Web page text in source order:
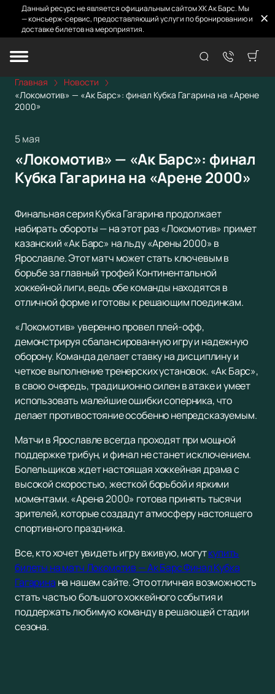
Данный ресурс не является официальным сайтом ХК Ак Барс. Мы
— консьерж-сервис, предоставляющий услуги по бронированию и
доставке билетов на мероприятия.
Главная
Новости
«Локомотив» — «Ак Барс»: финал Кубка Гагарина на «Арене
2000»
5 мая
«Локомотив» — «Ак Барс»: финал
Кубка Гагарина на «Арене 2000»
Финальная серия Кубка Гагарина продолжает
набирать обороты — на этот раз «Локомотив» примет
казанский «Ак Барс» на льду «Арены 2000» в
Ярославле. Этот матч может стать ключевым в
борьбе за главный трофей Континентальной
хоккейной лиги, ведь обе команды находятся в
отличной форме и готовы к решающим поединкам.
«Локомотив» уверенно провел плей-офф,
демонстрируя сбалансированную игру и надежную
оборону. Команда делает ставку на дисциплину и
четкое выполнение тренерских установок. «Ак Барс»,
в свою очередь, традиционно силен в атаке и умеет
использовать малейшие ошибки соперника, что
делает противостояние особенно непредсказуемым.
Матчи в Ярославле всегда проходят при мощной
поддержке трибун, и финал не станет исключением.
Болельщиков ждет настоящая хоккейная драма с
высокой скоростью, жесткой борьбой и яркими
моментами. «Арена 2000» готова принять тысячи
зрителей, которые создадут атмосферу настоящего
спортивного праздника.
Все, кто хочет увидеть игру вживую, могуткупить
билеты на матч Локомотив — Ак Барс Финал Кубка
Гагарина на нашем сайте. Это отличная возможность
стать частью большого хоккейного события и
поддержать любимую команду в решающей стадии
сезона.